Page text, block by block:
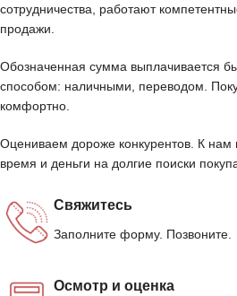
сотрудничества, работают
продажи.
Обозначенная сумма выплачивается
способом: наличными, переводом.
комфортно.
Оцениваем дороже конкурентов. К нам
время и деньги на долгие поиски
Свяжитесь
Заполните форму. Позвоните.
Осмотр и оценка